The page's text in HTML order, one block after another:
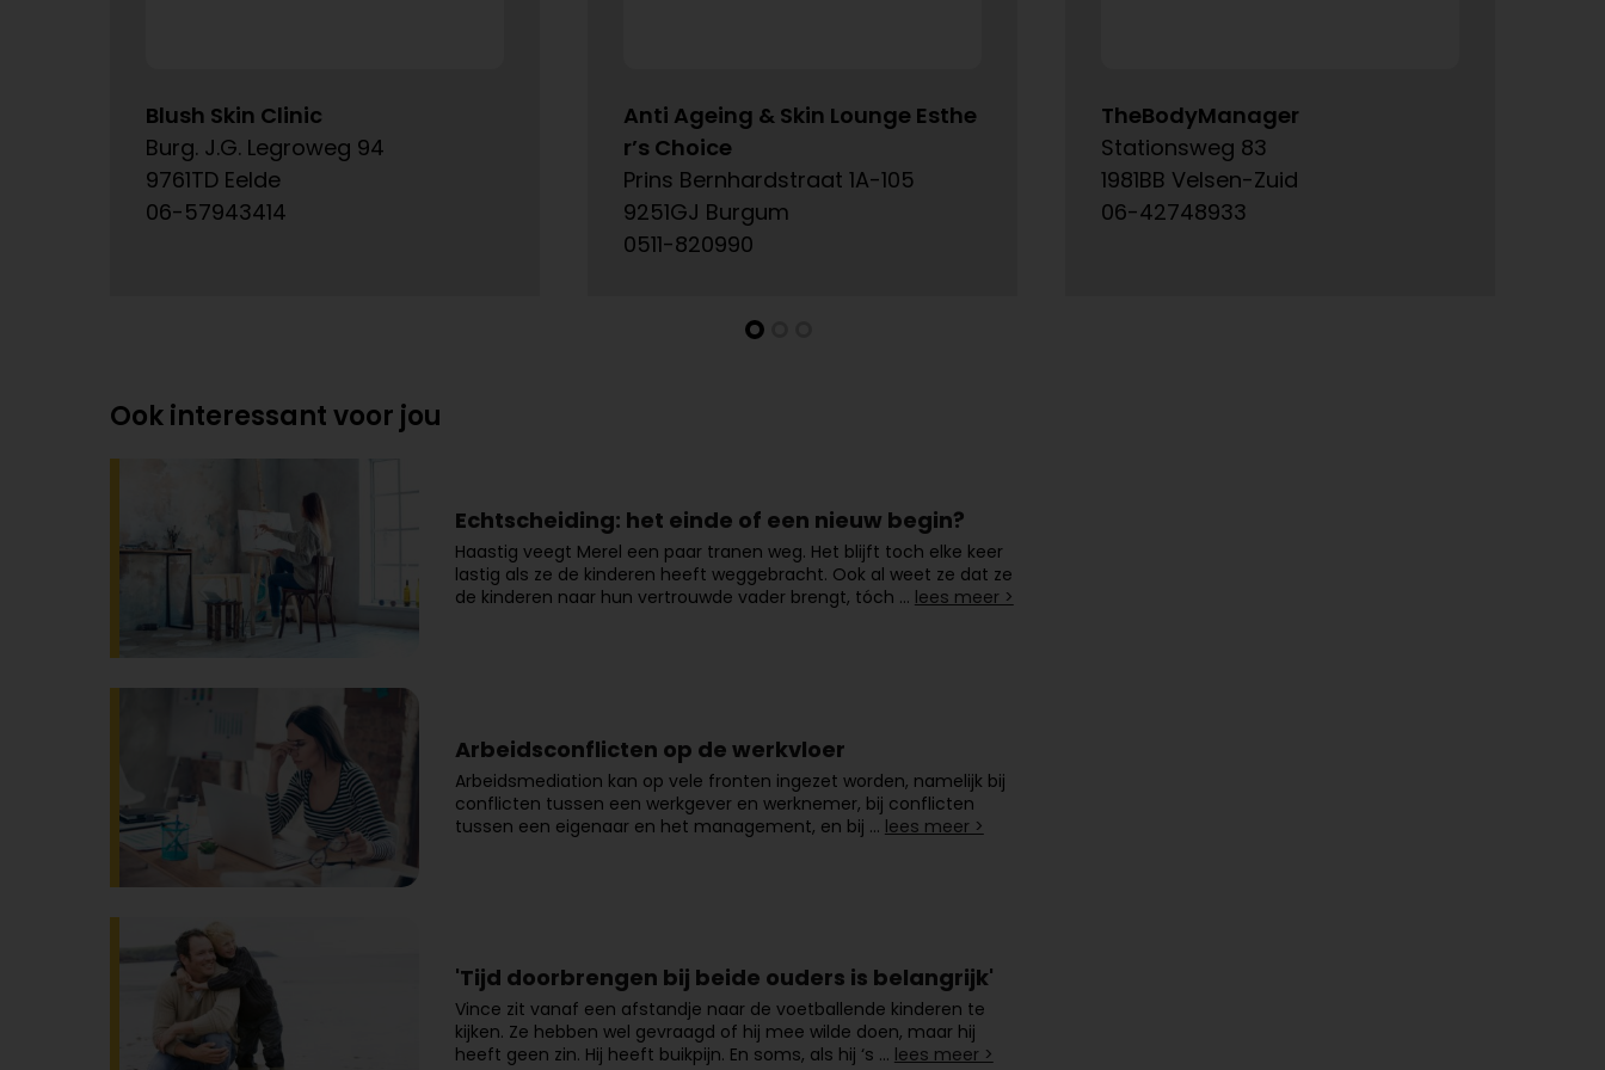
Blush Skin Clinic
Burg. J.G. Legroweg 94
9761TD Eelde
06-57943414
Anti Ageing & Skin Lounge Esthe
r’s Choice
Prins Bernhardstraat 1A-105
9251GJ Burgum
0511-820990
TheBodyManager
Stationsweg 83
1981BB Velsen-Zuid
06-42748933
Ook interessant voor jou
Echtscheiding: het einde of een nieuw begin?
Haastig veegt Merel een paar tranen weg. Het blijft toch elke keer
lastig als ze de kinderen heeft weggebracht. Ook al weet ze dat ze
de kinderen naar hun vertrouwde vader brengt, tóch … lees meer >
Arbeidsconflicten op de werkvloer
Arbeidsmediation kan op vele fronten ingezet worden, namelijk bij
conflicten tussen een werkgever en werknemer, bij conflicten
tussen een eigenaar en het management, en bij … lees meer >
'Tijd doorbrengen bij beide ouders is belangrijk'
Vince zit vanaf een afstandje naar de voetballende kinderen te
kijken. Ze hebben wel gevraagd of hij mee wilde doen, maar hij
heeft geen zin. Hij heeft buikpijn. En soms, als hij ‘s … lees meer >